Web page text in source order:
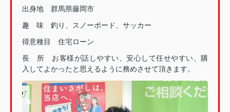
出身地 群馬県藤岡市
趣 味 釣り、スノーボード、サッカー
得意種目 住宅ローン
長 所 お客様が話しやすい、安心して任せやすい、購
入してよかったと思えるように務めさせて頂きます。